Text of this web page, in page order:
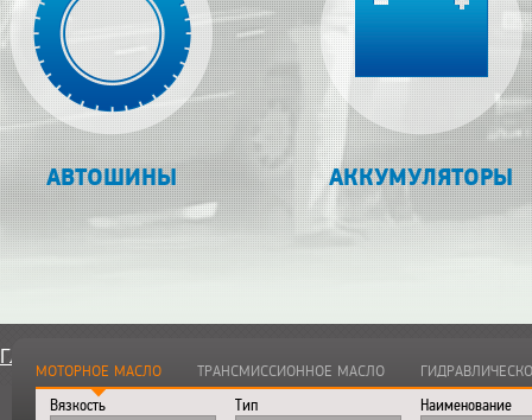
АВТОШИНЫ АККУМУЛЯТОРЫ
Главная
МОТОРНОЕ МАСЛО ТРАНСМИССИОННОЕ МАСЛО
Вязкость Тип Наименование